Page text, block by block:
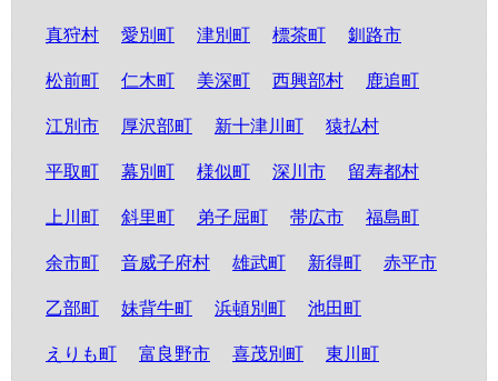
真狩村 愛別町 津別町 標茶町 釧路市
松前町 仁木町 美深町 西興部村 鹿追町
江別市 厚沢部町 新十津川町 猿払村
平取町 幕別町 様似町 深川市 留寿都村
上川町 斜里町 弟子屈町 帯広市 福島町
余市町 音威子府村 雄武町 新得町 赤平市
乙部町 妹背牛町 浜頓別町 池田町
えりも町 富良野市 喜茂別町 東川町